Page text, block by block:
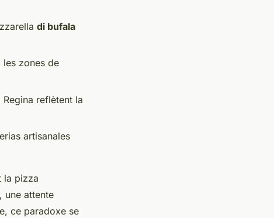
di bufala
les zones de
reflètent la
artisanales
la pizza
une attente
ce paradoxe se